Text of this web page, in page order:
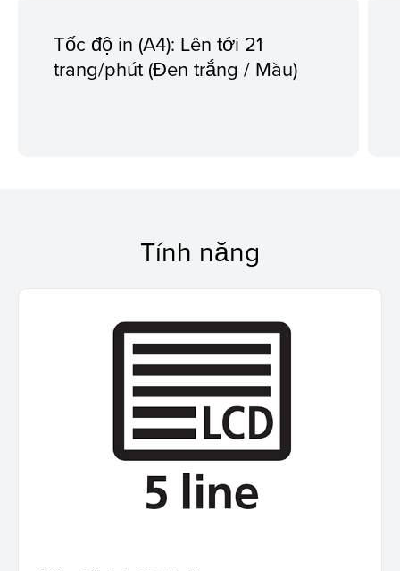
Tốc độ in (A4): Lên tới 21
trang/phút (Đen trắng / Màu)
Tính năng